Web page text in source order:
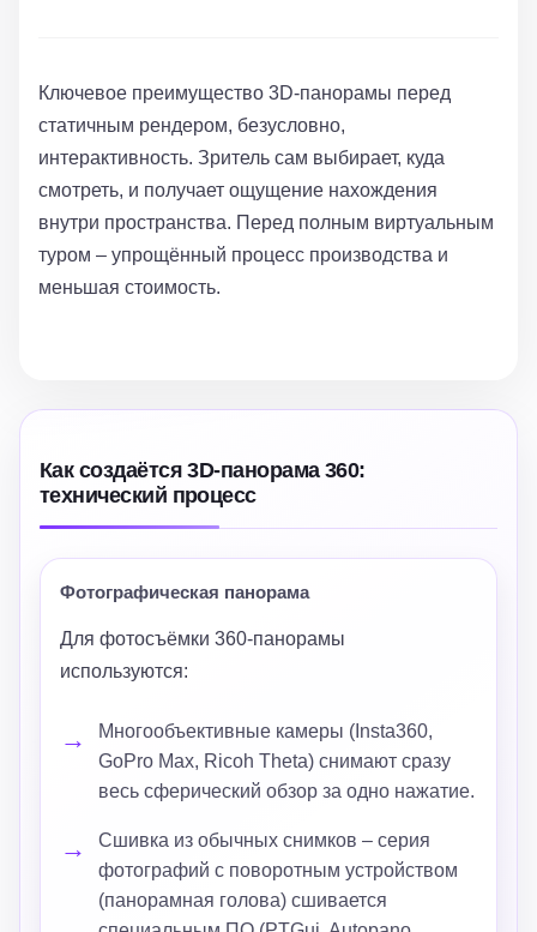
Ключевое преимущество 3D-панорамы перед
статичным рендером, безусловно,
интерактивность. Зритель сам выбирает, куда
смотреть, и получает ощущение нахождения
внутри пространства. Перед полным виртуальным
туром – упрощённый процесс производства и
меньшая стоимость.
Как создаётся 3D-панорама 360:
технический процесс
Фотографическая панорама
Для фотосъёмки 360-панорамы
используются:
Многообъективные камеры (Insta360,
GoPro Max, Ricoh Theta) снимают сразу
весь сферический обзор за одно нажатие.
Сшивка из обычных снимков – серия
фотографий с поворотным устройством
(панорамная голова) сшивается